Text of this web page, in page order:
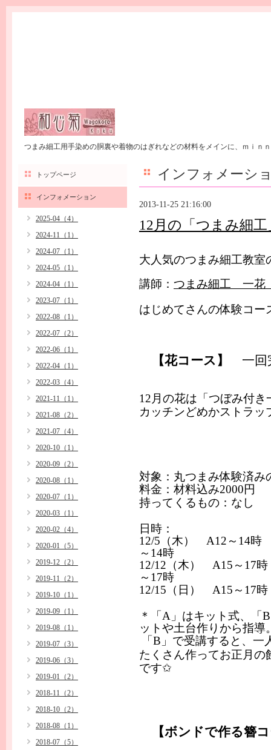
つまみ細工用手染めの胴裏や着物のはぎれなどの材料をメインに、ｍｉｎ
インフォメーシ
2013-11-25 21:16:00
12月の「つまみ細
大人気のつまみ細工教室
講師： つまみ細工 一
はじめてさんの体験コー
【花コース】 一回
12 月の花は「つぼみ付き
カッチンどめかストラッ
対象：丸つまみ体験済み
料金：材料込み2000円
持ってくるもの：なし
日時：
12/5 （木） A12 ～ 14
～ 14時
12/12 （木） A15 ～ 17
～ 17時
12/15 （日） A15 ～ 17
＊「 A 」はキット式、「 B
ットや土台作りから指導
「 B 」で受講すると、
たくさん作ってお正月
です✩
【ボンドで作る簪
トップページ
インフォメーション
2025-04（4）
2024-11（1）
2024-07（1）
2024-05（1）
2024-04（1）
2023-07（1）
2022-08（1）
2022-07（2）
2022-06（1）
2022-04（1）
2022-03（4）
2021-11（1）
2021-08（2）
2021-07（4）
2020-10（1）
2020-09（2）
2020-08（1）
2020-07（1）
2020-03（1）
2020-02（4）
2020-01（5）
2019-12（2）
2019-11（2）
2019-10（1）
2019-09（1）
2019-08（1）
2019-07（3）
2019-06（3）
2019-01（2）
2018-11（2）
2018-10（2）
2018-08（1）
2018-07（5）